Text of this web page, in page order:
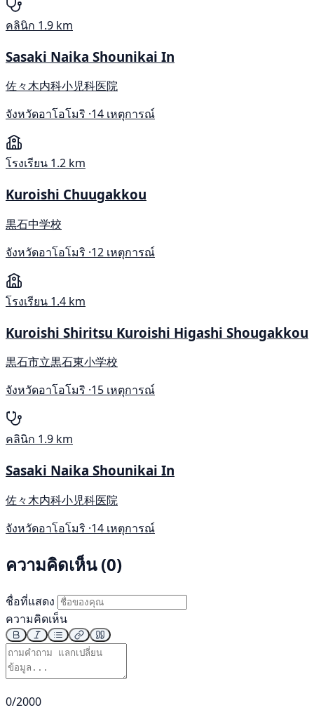
คลินิก 1.9 km
Sasaki Naika Shounikai In
佐々木内科小児科医院
จังหวัดอาโอโมริ ·14 เหตุการณ์
โรงเรียน 1.2 km
Kuroishi Chuugakkou
黒石中学校
จังหวัดอาโอโมริ ·12 เหตุการณ์
โรงเรียน 1.4 km
Kuroishi Shiritsu Kuroishi Higashi Shougakkou
黒石市立黒石東小学校
จังหวัดอาโอโมริ ·15 เหตุการณ์
คลินิก 1.9 km
Sasaki Naika Shounikai In
佐々木内科小児科医院
จังหวัดอาโอโมริ ·14 เหตุการณ์
ความคิดเห็น (0)
ชื่อที่แสดง
ความคิดเห็น
0/2000